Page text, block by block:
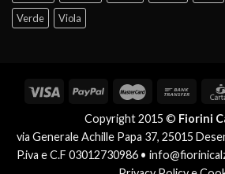
Verde
Viola
Copyright 2015 © Fiorini
via Generale Achille Papa 37, 25015
P.iva e C.F 03012730986 •